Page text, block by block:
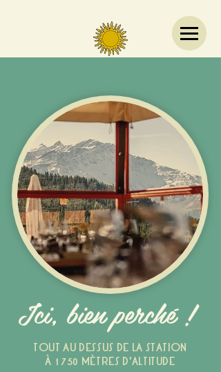
Ici, bien perché !
TOUT AU DESSUS DE LA STATION
À 1750 MÈTRES D'ALTITUDE